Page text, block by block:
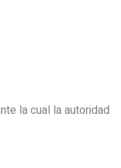
la cual la autoridad